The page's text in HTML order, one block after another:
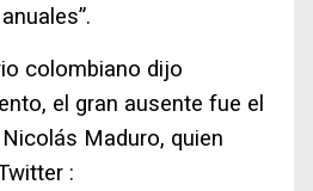
colombiano dijo
el gran ausente fue el
Maduro, quien
: